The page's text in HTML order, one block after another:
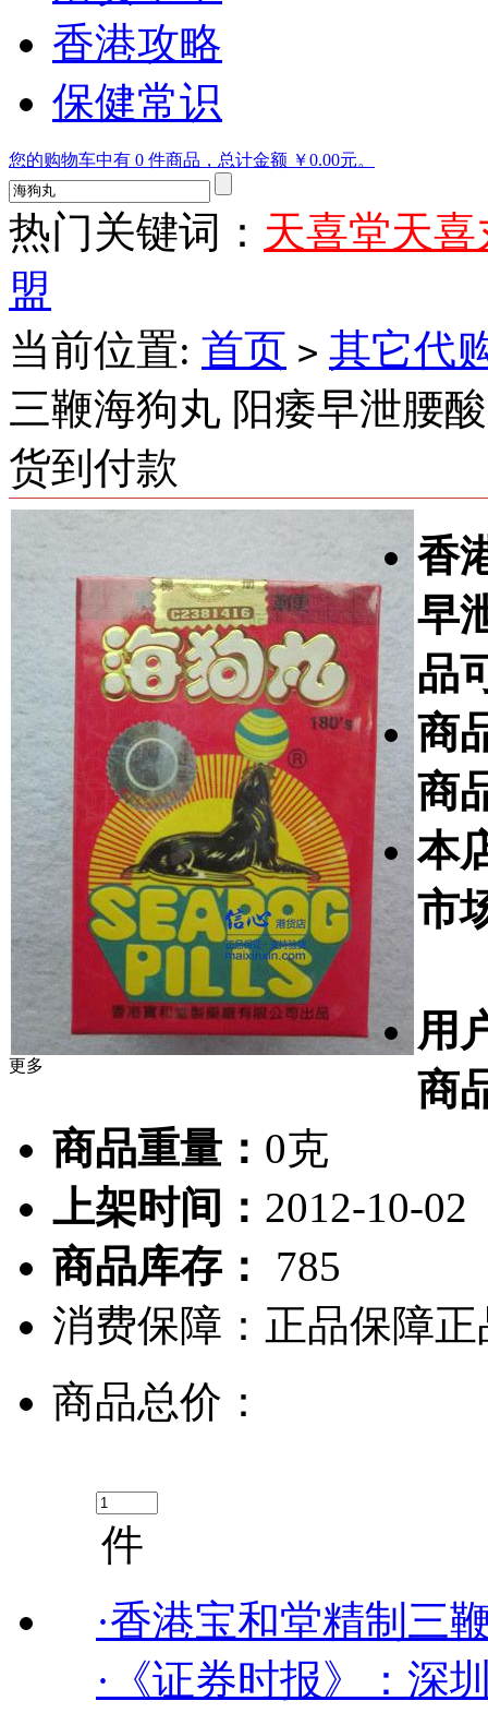
香港攻略
保健常识
您的购物车中有 0 件商品，总计金额 ￥0.00元。
热门关键词： 天喜堂天喜
盟
当前位置: 首页 > 其它代
三鞭海狗丸 阳痿早泄腰
货到付款
更多
香
早
品
商
商
本
市
用
商
商品重量： 0克
上架时间： 2012-10-02
商品库存：
785
消费保障： 正品保障
商品总价：
件
·香港宝和堂精制三
·《证券时报》：深